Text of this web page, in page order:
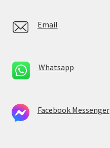
Email
Whatsapp
Facebook Messenger